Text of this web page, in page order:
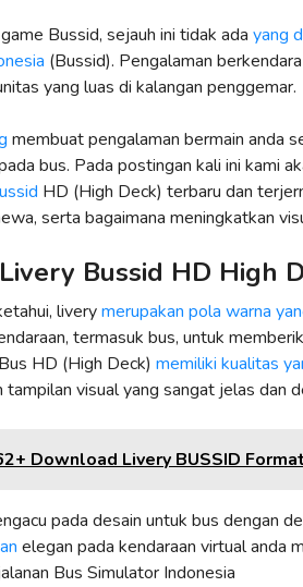
Bussid, sejauh ini tidak ada yang
(Bussid). Pengalaman
yang luas di kalangan penggemar.
membuat pengalaman bermain anda
bus. Pada postingan kali ini kami
HD (High Deck) terbaru dan
serta bagaimana meningkatkan
Bussid HD High
liverymerupakan pola warna
termasuk bus, untuk
HD (High Deck) memiliki kualitas
visual yang sangat jelas dan
Download Livery BUSSID
pada desain untuk bus dengan
elegan pada kendaraan virtual anda
Bus Simulator Indonesia